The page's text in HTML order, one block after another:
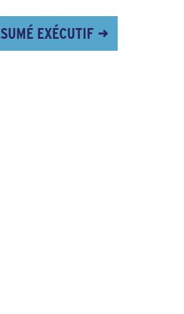
EXÉCUTIF